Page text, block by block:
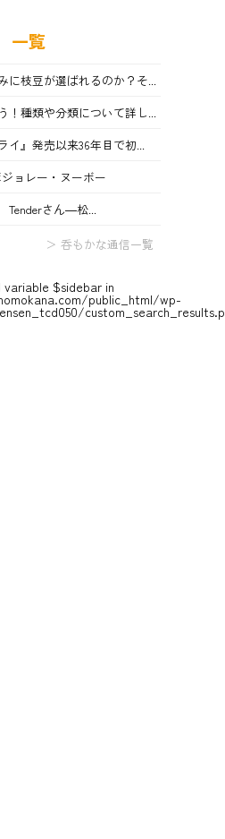
一覧
に枝豆が選ばれるのか？そ...
！種類や分類について詳し...
イ』発売以来36年目で初...
ョレー・ヌーボー
Tenderさん―松...
＞ 呑もかな通信一覧
variable $sidebar in
public_html/wp-